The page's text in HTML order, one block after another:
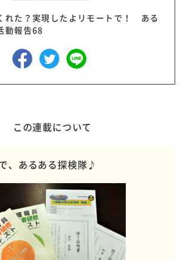
れた？実現したよリモートで！ ある
動報告68
この連載について
、あるある探検隊♪